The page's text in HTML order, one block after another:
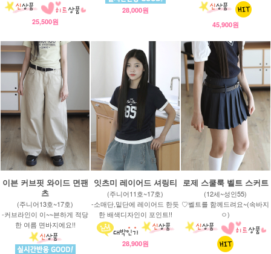
25,500원
28,000원
45,900원
이븐 커브핏 와이드 면팬
츠
(주니어13호~17호)
-커브라인이 이~~븐하게 적당
한 여름 면바지에요!!
잇츠미 레이어드 셔링티
(주니어11호~17호)
-소매단,밑단에 레이어드 한듯
한 배색디자인이 포인트!!
28,900원
로제 스쿨룩 벨트 스커트
(12세~성인55)
♡벨트를 함께드려요~(속바지
ㅇ)